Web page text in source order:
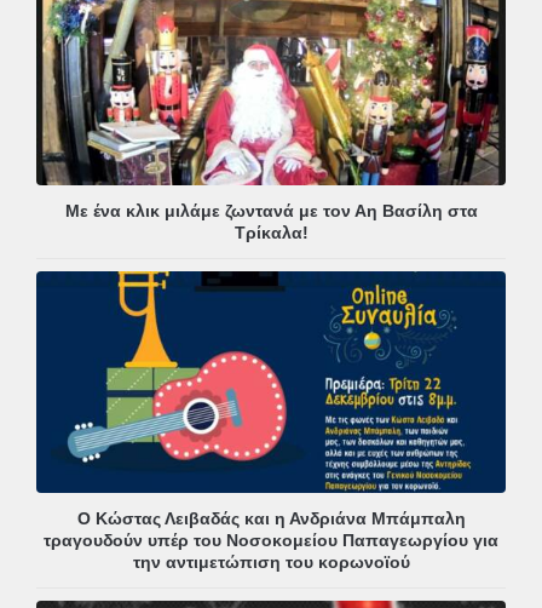
Με ένα κλικ μιλάμε ζωντανά με τον Αη Βασίλη στα
Τρίκαλα!
Ο Κώστας Λειβαδάς και η Ανδριάνα Μπάμπαλη
τραγουδούν υπέρ του Νοσοκομείου Παπαγεωργίου για
την αντιμετώπιση του κορωνοϊού